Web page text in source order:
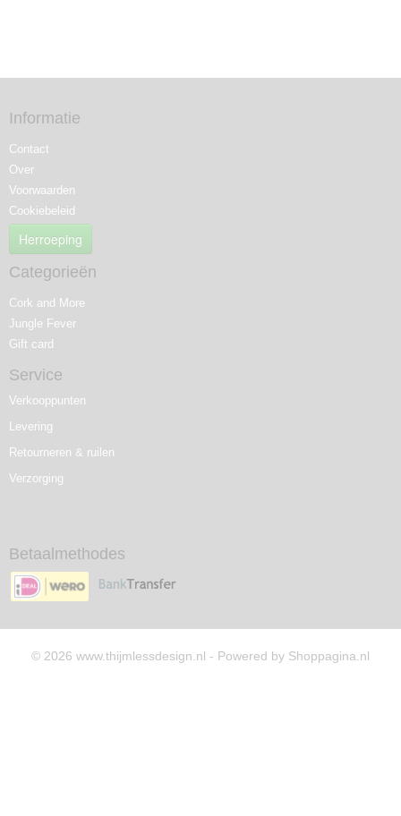
Informatie
Contact
Over
Voorwaarden
Cookiebeleid
Herroeping
Categorieën
Cork and More
Jungle Fever
Gift card
Service
Verkooppunten
Levering
Retourneren & ruilen
Verzorging
Betaalmethodes
© 2026 www.thijmlessdesign.nl - Powered by Shoppagina.nl